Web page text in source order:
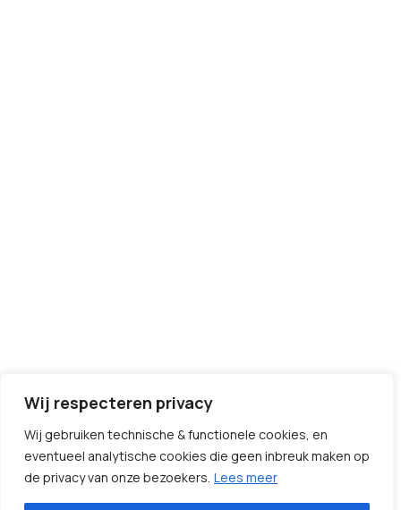
Wij respecteren privacy
Wij gebruiken technische & functionele cookies, en
eventueel analytische cookies die geen inbreuk maken op
de privacy van onze bezoekers. Lees meer